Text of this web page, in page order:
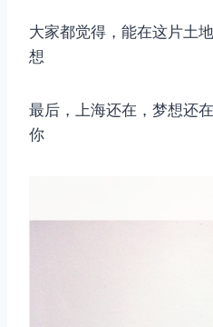
大家都觉得，能在这片土
想
最后，上海还在，梦想还
你